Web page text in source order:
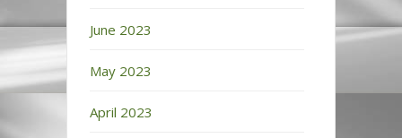
June 2023
May 2023
April 2023